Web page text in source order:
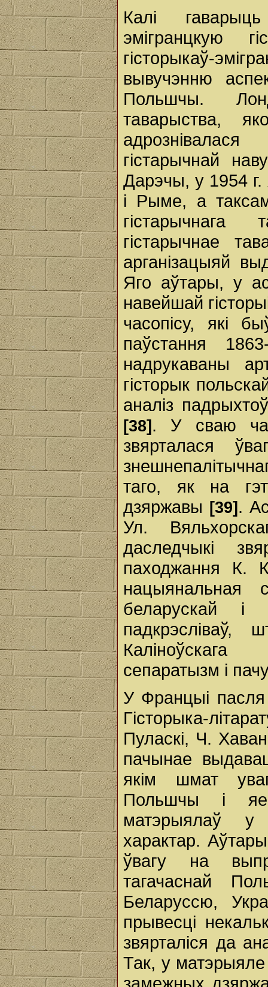
Калі
эмігранцкую
гісторыкаў-
вывучэнню
Польшчы.
таварыства,
гістарычнай
Дарэчы, у 1954 г.
і Рыме, а
гістарычнага
гістарычнае
арганізацыяй
Яго аўтары, у
навейшай
часопісу, які
паўстання
надрукаваны
гісторык
аналіз
[38] . У сваю
звярталася
таго, як на
дзяржавы [39] .
Ул.
даследчыкі
паходжання К.
нацыянальная
беларускай
падкрэсліваў,
Каліноўскага
сепаратызм і
У Францыі пасля
Гісторыка-
Пуласкі, Ч.
пачынае
якім шмат
Польшчы і яе
матэрыялаў у
характар.
ўвагу на
тагачаснай
Беларуссю,
прывесці
звярталіся да
Так, у матэрыяле